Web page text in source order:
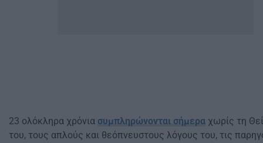
23 ολόκληρα χρόνια συμπληρώνονται σήμερα χωρίς τη
του, τους απλούς και θεόπνευστους λόγους του, τις